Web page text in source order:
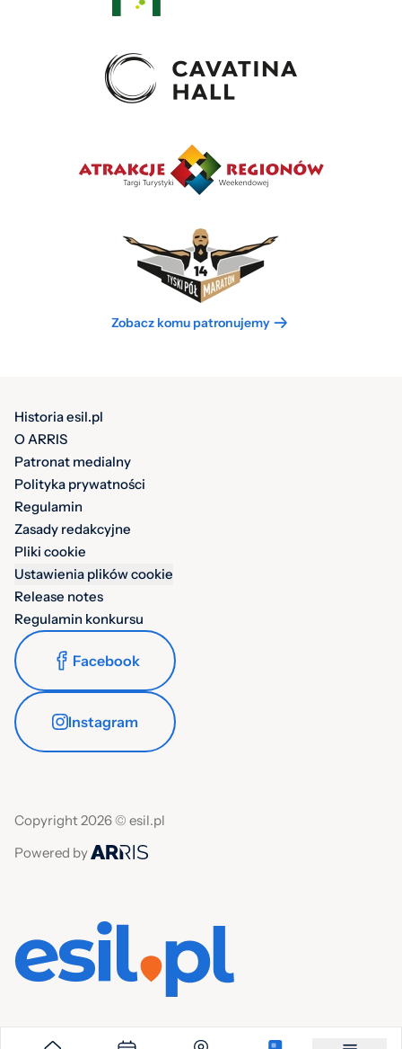
Zobacz komu patronujemy
Historia esil.pl
O ARRIS
Patronat medialny
Polityka prywatności
Regulamin
Zasady redakcyjne
Pliki cookie
Ustawienia plików cookie
Release notes
Regulamin konkursu
Facebook
Instagram
Copyright 2026 © esil.pl
Powered by